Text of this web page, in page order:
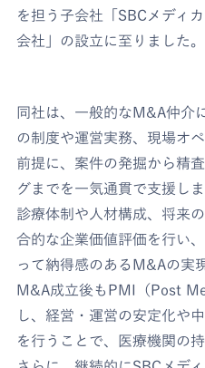
を担う子会社「SBCメディ
会社」の設立に至りました。
同社は、一般的なM&A仲介
の制度や運営実務、現場オ
前提に、案件の発掘から精
グまでを一気通貫で支援し
診療体制や人材構成、将来
合的な企業価値評価を行い
って納得感のあるM&Aの実
M&A成立後もPMI（Post
し、経営・運営の安定化や
を行うことで、医療機関の